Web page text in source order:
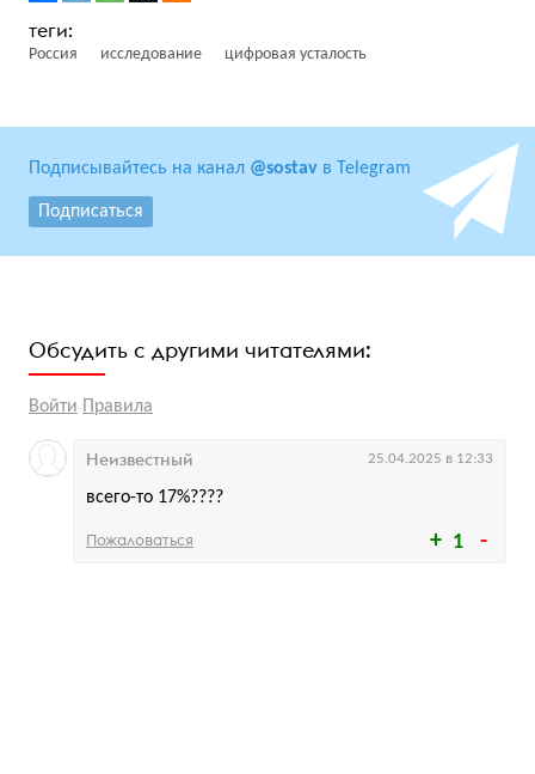
Россия исследование цифровая усталость
Подписывайтесь на канал @sostav в Telegram
Подписаться
Обсудить с другими читателями:
Войти Правила
1
всего-то 17%????
Неизвестный 25.04.2025 в 12:33
Пожаловаться